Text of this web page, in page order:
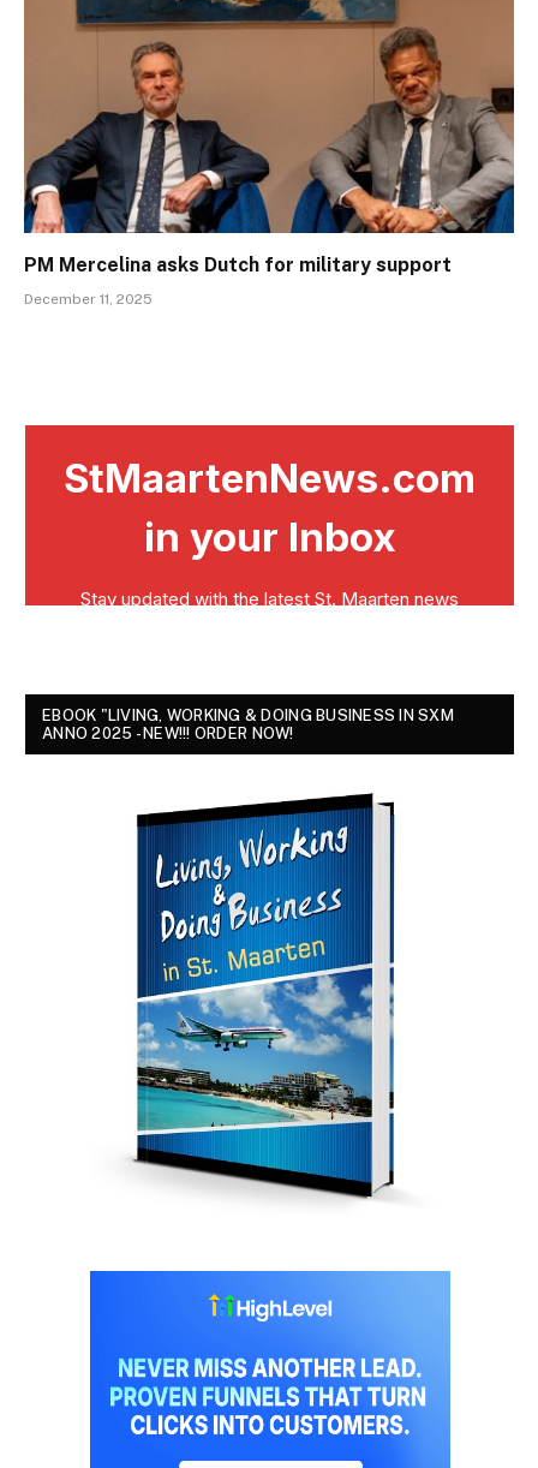
PM Mercelina asks Dutch for military support
December 11, 2025
EBOOK "LIVING, WORKING & DOING BUSINESS IN SXM
ANNO 2025 - NEW!!! ORDER NOW!